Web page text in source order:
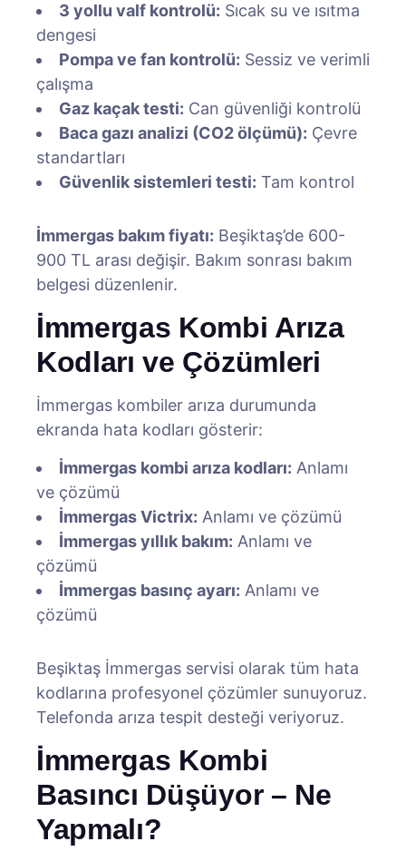
3 yollu valf kontrolü: Sıcak su ve ısıtma
dengesi
Pompa ve fan kontrolü: Sessiz ve verimli
çalışma
Gaz kaçak testi: Can güvenliği kontrolü
Baca gazı analizi (CO2 ölçümü): Çevre
standartları
Güvenlik sistemleri testi: Tam kontrol
İmmergas bakım fiyatı: Beşiktaş’de 600-
900 TL arası değişir. Bakım sonrası bakım
belgesi düzenlenir.
İmmergas Kombi Arıza
Kodları ve Çözümleri
İmmergas kombiler arıza durumunda
ekranda hata kodları gösterir:
İmmergas kombi arıza kodları: Anlamı
ve çözümü
İmmergas Victrix: Anlamı ve çözümü
İmmergas yıllık bakım: Anlamı ve
çözümü
İmmergas basınç ayarı: Anlamı ve
çözümü
Beşiktaş İmmergas servisi olarak tüm hata
kodlarına profesyonel çözümler sunuyoruz.
Telefonda arıza tespit desteği veriyoruz.
İmmergas Kombi
Basıncı Düşüyor – Ne
Yapmalı?